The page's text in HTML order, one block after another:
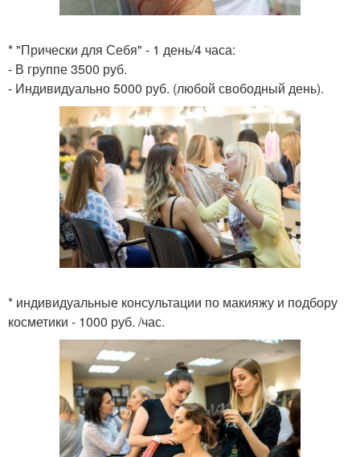
* "Прически для Себя" - 1 день/4 часа:
- В группе 3500 руб.
- Индивидуально 5000 руб. (любой свободный день).
* индивидуальные консультации по макияжу и подбору
косметики - 1000 руб. /час.